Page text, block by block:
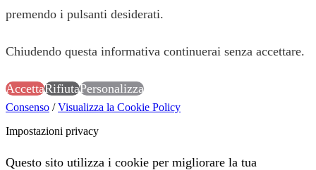
premendo i pulsanti desiderati.
Chiudendo questa informativa continuerai senza accettare.
AccettaRifiutaPersonalizza
Consenso /Visualizza la Cookie Policy
Impostazioni privacy
Questo sito utilizza i cookie per migliorare la tua